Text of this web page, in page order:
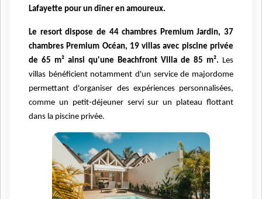
Lafayette pour un dîner en amoureux.
Le resort dispose de 44 chambres Premium Jardin, 37
chambres Premium Océan, 19 villas avec piscine privée
de 65 m² ainsi qu'une Beachfront Villa de 85 m². Les
villas bénéficient notamment d'un service de majordome
permettant d'organiser des expériences personnalisées,
comme un petit-déjeuner servi sur un plateau flottant
dans la piscine privée.